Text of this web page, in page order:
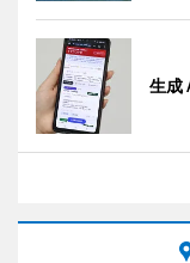
生成